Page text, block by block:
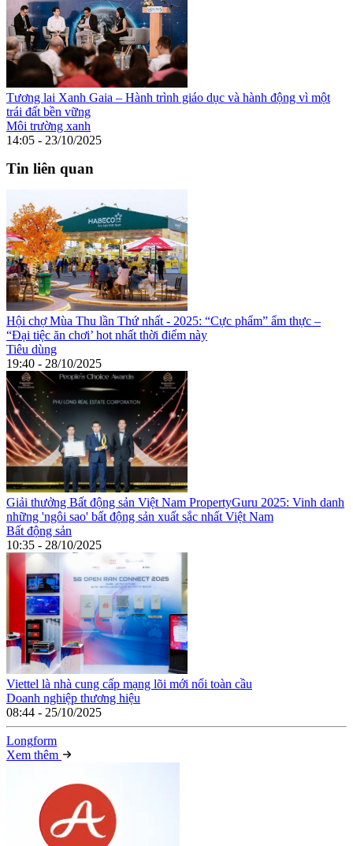
Tương lai Xanh Gaia – Hành trình giáo dục và hành động vì một
trái đất bền vững
Môi trường xanh
14:05 - 23/10/2025
Tin liên quan
Hội chợ Mùa Thu lần Thứ nhất - 2025: “Cực phẩm” ẩm thực –
“Đại tiệc ăn chơi’ hot nhất thời điểm này
Tiêu dùng
19:40 - 28/10/2025
Giải thưởng Bất động sản Việt Nam PropertyGuru 2025: Vinh danh
những 'ngôi sao' bất động sản xuất sắc nhất Việt Nam
Bất động sản
10:35 - 28/10/2025
Viettel là nhà cung cấp mạng lõi mới nổi toàn cầu
Doanh nghiệp thương hiệu
08:44 - 25/10/2025
Longform
Xem thêm